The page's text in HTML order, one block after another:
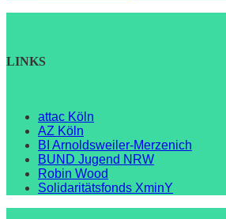
LINKS
attac Köln
AZ Köln
BI Arnoldsweiler-Merzenich
BUND Jugend NRW
Robin Wood
Solidaritätsfonds XminY